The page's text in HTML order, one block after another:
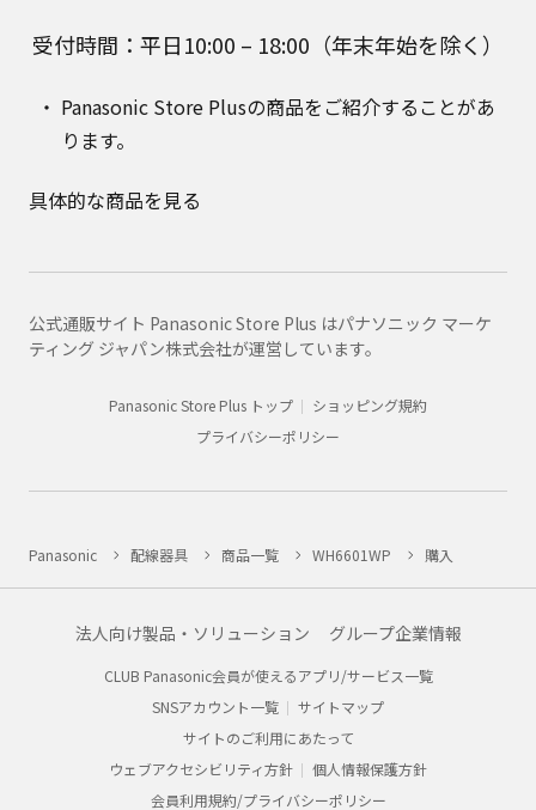
受付時間：平日10:00 – 18:00（年末年始を除く）
Panasonic Store Plusの商品をご紹介することがあ
ります。
具体的な商品を見る
公式通販サイト Panasonic Store Plus はパナソニック マーケ
ティング ジャパン株式会社が運営しています。
Panasonic Store Plus トップ
ショッピング規約
プライバシーポリシー
Panasonic 配線器具 商品一覧 WH6601WP 購入
法人向け製品・ソリューション グループ企業情報
CLUB Panasonic会員が使えるアプリ/サービス一覧
SNSアカウント一覧
サイトマップ
サイトのご利用にあたって
ウェブアクセシビリティ方針
個人情報保護方針
会員利用規約/プライバシーポリシー